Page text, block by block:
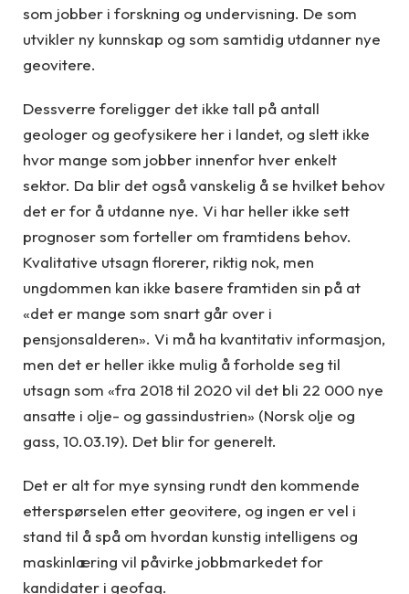
som jobber i forskning og undervisning. De som
utvikler ny kunnskap og som samtidig utdanner nye
geovitere.
Dessverre foreligger det ikke tall på antall
geologer og geofysikere her i landet, og slett ikke
hvor mange som jobber innenfor hver enkelt
sektor. Da blir det også vanskelig å se hvilket behov
det er for å utdanne nye. Vi har heller ikke sett
prognoser som forteller om framtidens behov.
Kvalitative utsagn florerer, riktig nok, men
ungdommen kan ikke basere framtiden sin på at
«det er mange som snart går over i
pensjonsalderen». Vi må ha kvantitativ informasjon,
men det er heller ikke mulig å forholde seg til
utsagn som «fra 2018 til 2020 vil det bli 22 000 nye
ansatte i olje- og gassindustrien» (Norsk olje og
gass, 10.03.19). Det blir for generelt.
Det er alt for mye synsing rundt den kommende
etterspørselen etter geovitere, og ingen er vel i
stand til å spå om hvordan kunstig intelligens og
maskinlæring vil påvirke jobbmarkedet for
kandidater i geofag.